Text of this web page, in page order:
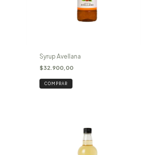
Syrup Avellana
$32.900,00
COMPRAR